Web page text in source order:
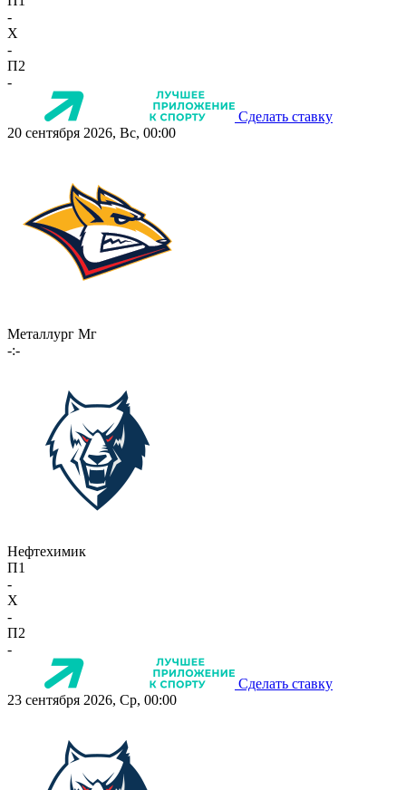
-
X
-
П2
-
Сделать ставку
20 сентября 2026, Вс, 00:00
Металлург Мг
-:-
Нефтехимик
П1
-
X
-
П2
-
Сделать ставку
23 сентября 2026, Ср, 00:00